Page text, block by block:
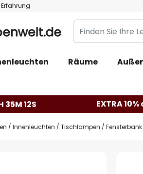
Finden
Sie
Leuchte...
Räume
35M 11S EXTRA
Innenleuchten Tischlampen